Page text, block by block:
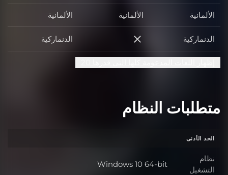
الألمانية الألمانية الألمانية
الدنماركية الدنماركية الدنماركية
متطلبات النظام
الحد الأدنى
نظام
التشغيل
نظام التشغيل
Windows 10 64-bit